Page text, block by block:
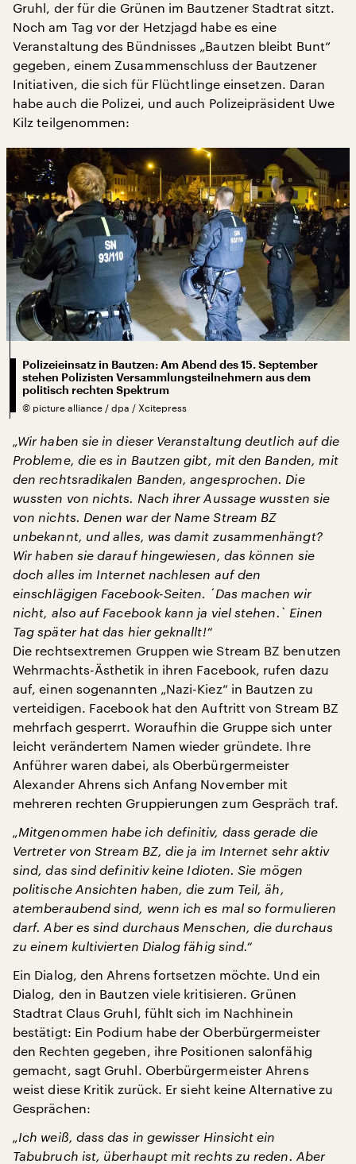
Gruhl, der für die Grünen im Bautzener Stadtrat sitzt.
Noch am Tag vor der Hetzjagd habe es eine
Veranstaltung des Bündnisses „Bautzen bleibt Bunt“
gegeben, einem Zusammenschluss der Bautzener
Initiativen, die sich für Flüchtlinge einsetzen. Daran
habe auch die Polizei, und auch Polizeipräsident Uwe
Kilz teilgenommen:
Polizeieinsatz in Bautzen: Am Abend des 15. September
stehen Polizisten Versammlungsteilnehmern aus dem
politisch rechten Spektrum
© picture alliance / dpa / Xcitepress
„Wir haben sie in dieser Veranstaltung deutlich auf die
Probleme, die es in Bautzen gibt, mit den Banden, mit
den rechtsradikalen Banden, angesprochen. Die
wussten von nichts. Nach ihrer Aussage wussten sie
von nichts. Denen war der Name Stream BZ
unbekannt, und alles, was damit zusammenhängt?
Wir haben sie darauf hingewiesen, das können sie
doch alles im Internet nachlesen auf den
einschlägigen Facebook-Seiten. ´Das machen wir
nicht, also auf Facebook kann ja viel stehen.` Einen
Tag später hat das hier geknallt!“
Die rechtsextremen Gruppen wie Stream BZ benutzen
Wehrmachts-Ästhetik in ihren Facebook, rufen dazu
auf, einen sogenannten „Nazi-Kiez“ in Bautzen zu
verteidigen. Facebook hat den Auftritt von Stream BZ
mehrfach gesperrt. Woraufhin die Gruppe sich unter
leicht verändertem Namen wieder gründete. Ihre
Anführer waren dabei, als Oberbürgermeister
Alexander Ahrens sich Anfang November mit
mehreren rechten Gruppierungen zum Gespräch traf.
„Mitgenommen habe ich definitiv, dass gerade die
Vertreter von Stream BZ, die ja im Internet sehr aktiv
sind, das sind definitiv keine Idioten. Sie mögen
politische Ansichten haben, die zum Teil, äh,
atemberaubend sind, wenn ich es mal so formulieren
darf. Aber es sind durchaus Menschen, die durchaus
zu einem kultivierten Dialog fähig sind.“
Ein Dialog, den Ahrens fortsetzen möchte. Und ein
Dialog, den in Bautzen viele kritisieren. Grünen
Stadtrat Claus Gruhl, fühlt sich im Nachhinein
bestätigt: Ein Podium habe der Oberbürgermeister
den Rechten gegeben, ihre Positionen salonfähig
gemacht, sagt Gruhl. Oberbürgermeister Ahrens
weist diese Kritik zurück. Er sieht keine Alternative zu
Gesprächen:
„Ich weiß, dass das in gewisser Hinsicht ein
Tabubruch ist, überhaupt mit rechts zu reden. Aber